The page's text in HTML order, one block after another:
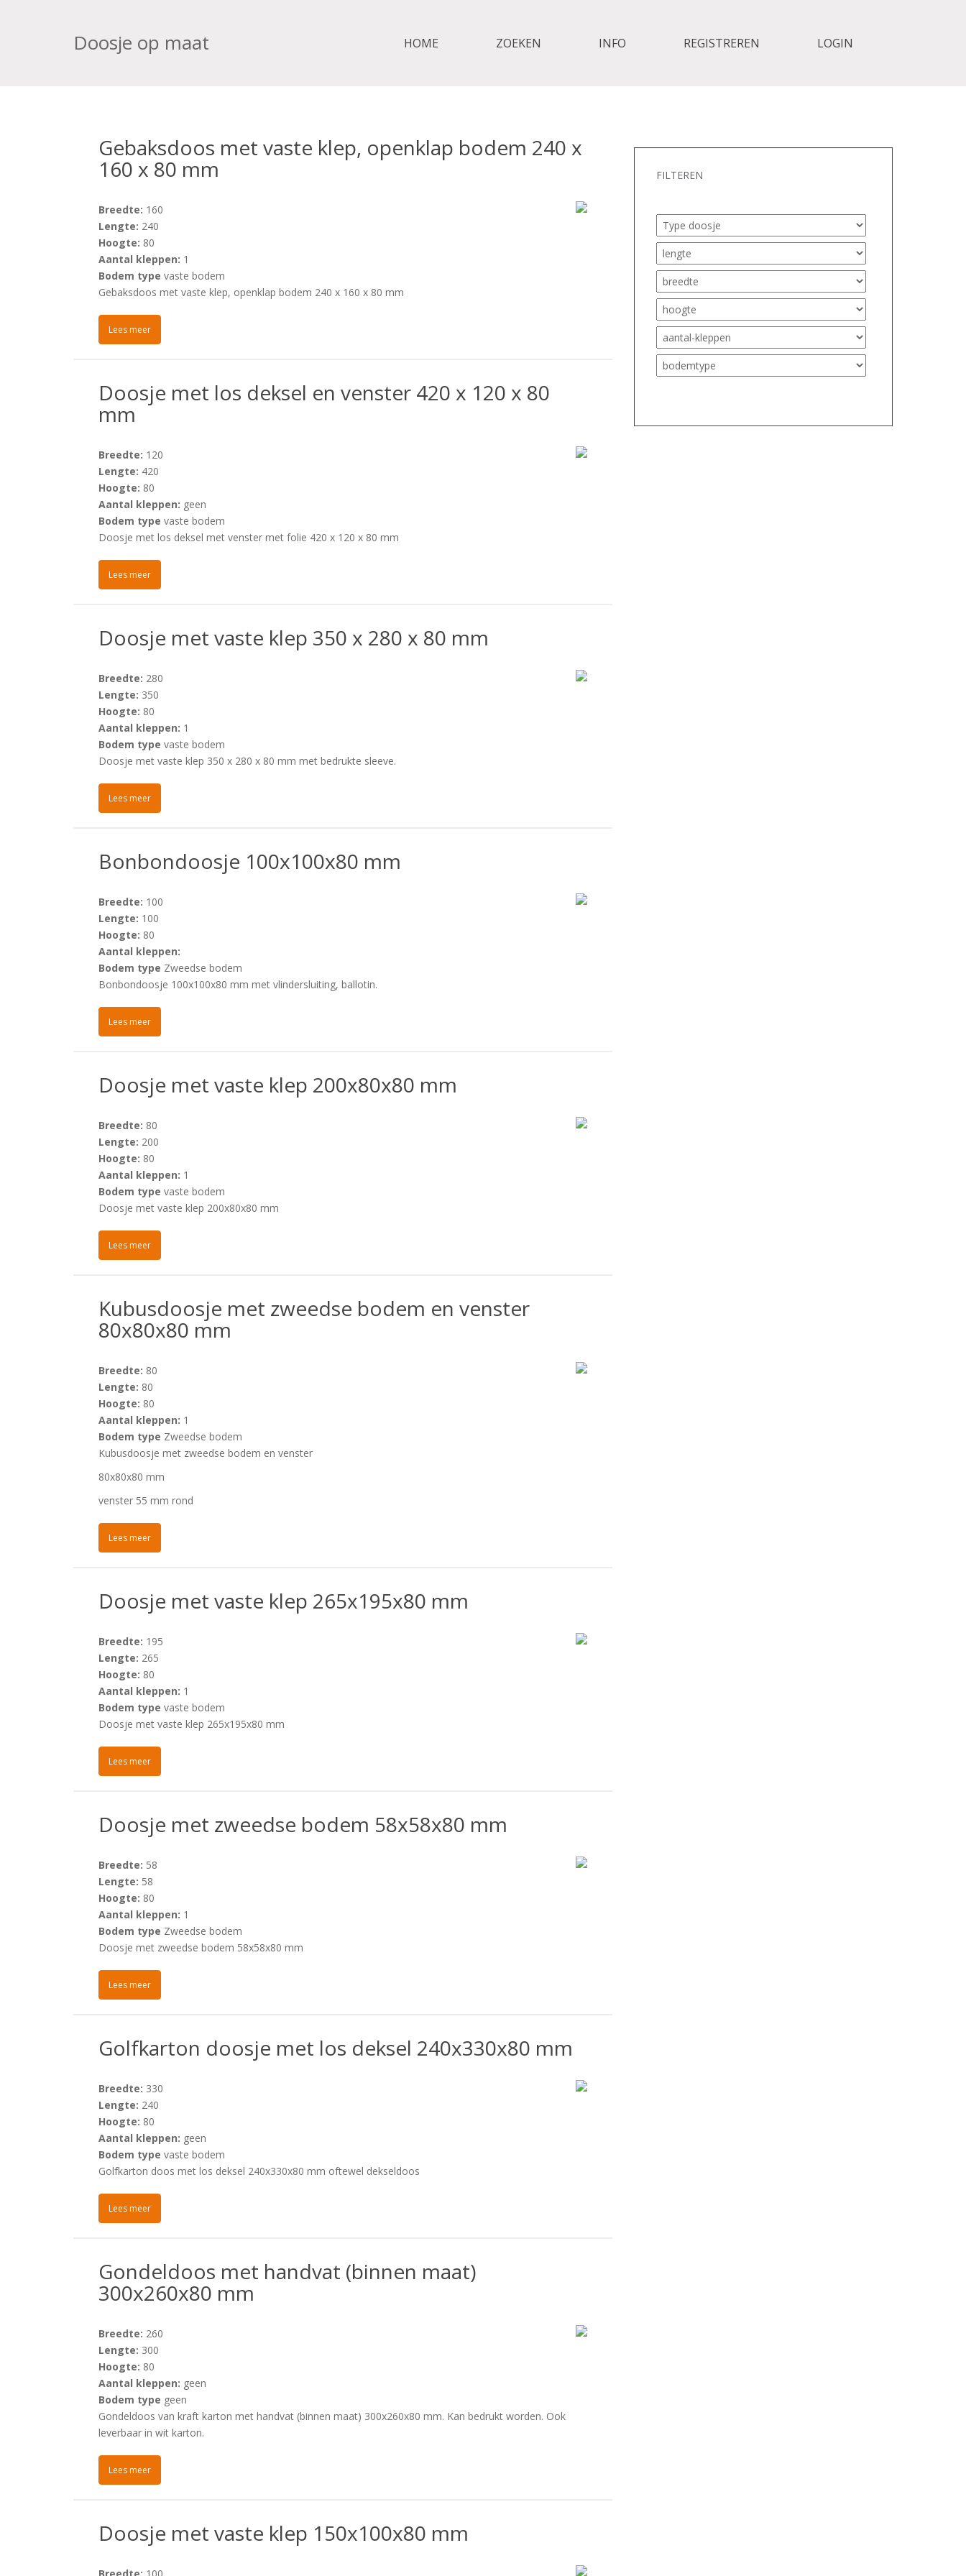
Doosje op maat HOME ZOEKEN INFO REGISTREREN LOGIN
FILTEREN
Gebaksdoos met vaste klep, openklap bodem 240 x
160 x 80 mm
Breedte: 160
Lengte: 240
Hoogte: 80
Aantal kleppen: 1
Bodem type vaste bodem
Gebaksdoos met vaste klep, openklap bodem 240 x 160 x 80 mm
Lees meer
Doosje met los deksel en venster 420 x 120 x 80
mm
Breedte: 120
Lengte: 420
Hoogte: 80
Aantal kleppen: geen
Bodem type vaste bodem
Doosje met los deksel met venster met folie 420 x 120 x 80 mm
Lees meer
Doosje met vaste klep 350 x 280 x 80 mm
Breedte: 280
Lengte: 350
Hoogte: 80
Aantal kleppen: 1
Bodem type vaste bodem
Doosje met vaste klep 350 x 280 x 80 mm met bedrukte sleeve.
Lees meer
Bonbondoosje 100x100x80 mm
Breedte: 100
Lengte: 100
Hoogte: 80
Aantal kleppen:
Bodem type Zweedse bodem
Bonbondoosje 100x100x80 mm met vlindersluiting, ballotin.
Lees meer
Doosje met vaste klep 200x80x80 mm
Breedte: 80
Lengte: 200
Hoogte: 80
Aantal kleppen: 1
Bodem type vaste bodem
Doosje met vaste klep 200x80x80 mm
Lees meer
Kubusdoosje met zweedse bodem en venster
80x80x80 mm
Breedte: 80
Lengte: 80
Hoogte: 80
Aantal kleppen: 1
Bodem type Zweedse bodem
Kubusdoosje met zweedse bodem en venster
80x80x80 mm
venster 55 mm rond
Lees meer
Doosje met vaste klep 265x195x80 mm
Breedte: 195
Lengte: 265
Hoogte: 80
Aantal kleppen: 1
Bodem type vaste bodem
Doosje met vaste klep 265x195x80 mm
Lees meer
Doosje met zweedse bodem 58x58x80 mm
Breedte: 58
Lengte: 58
Hoogte: 80
Aantal kleppen: 1
Bodem type Zweedse bodem
Doosje met zweedse bodem 58x58x80 mm
Lees meer
Golfkarton doosje met los deksel 240x330x80 mm
Breedte: 330
Lengte: 240
Hoogte: 80
Aantal kleppen: geen
Bodem type vaste bodem
Golfkarton doos met los deksel 240x330x80 mm oftewel dekseldoos
Lees meer
Gondeldoos met handvat (binnen maat)
300x260x80 mm
Breedte: 260
Lengte: 300
Hoogte: 80
Aantal kleppen: geen
Bodem type geen
Gondeldoos van kraft karton met handvat (binnen maat) 300x260x80 mm. Kan bedrukt worden. Ook
leverbaar in wit karton.
Lees meer
Doosje met vaste klep 150x100x80 mm